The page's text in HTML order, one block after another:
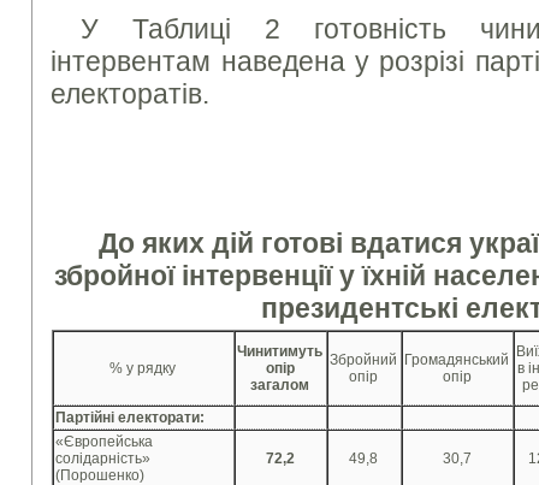
У Таблиці 2 готовність
інтервентам наведена у розрізі
електоратів.
До яких дій готові вдатися
збройної інтервенції у їхній
президентські
% у рядку
Чинитимуть
опір
загалом
Збройний
опір
Громадянський
опір
в
Партійні електорати:
«Європейська
солідарність»
(Порошенко)
72,2 49,8 30,7